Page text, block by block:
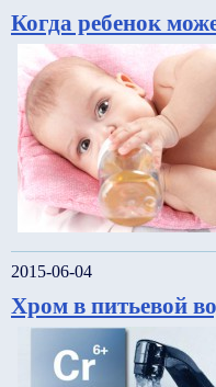
Когда ребенок
2015-06-04
Хром в питьевой